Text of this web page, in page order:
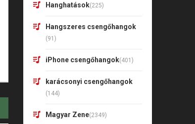
Hanghatások(225)
Hangszeres csengőhangok
(91)
iPhone csengőhangok(401)
karácsonyi csengőhangok
(144)
Magyar Zene(2349)